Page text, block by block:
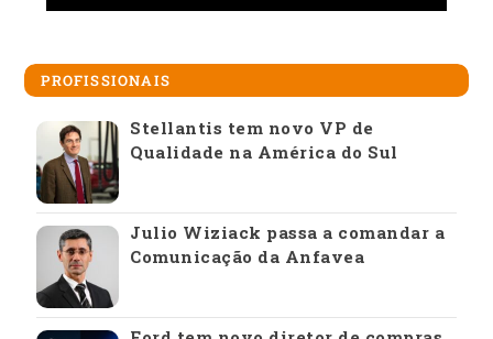
PROFISSIONAIS
Stellantis tem novo VP de
Qualidade na América do Sul
Julio Wiziack passa a comandar a
Comunicação da Anfavea